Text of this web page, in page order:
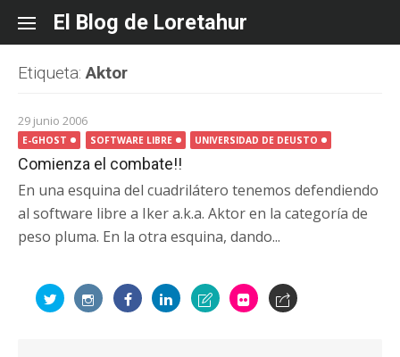
content
El Blog de Loretahur
Etiqueta:Aktor
29 junio 2006
E-GHOST SOFTWARE LIBRE UNIVERSIDAD DE DEUSTO
Comienza el combate!!
En una esquina del cuadrilátero tenemos defendiendo
al software libre a Iker a.k.a. Aktor en la categoría de
peso pluma. En la otra esquina, dando...